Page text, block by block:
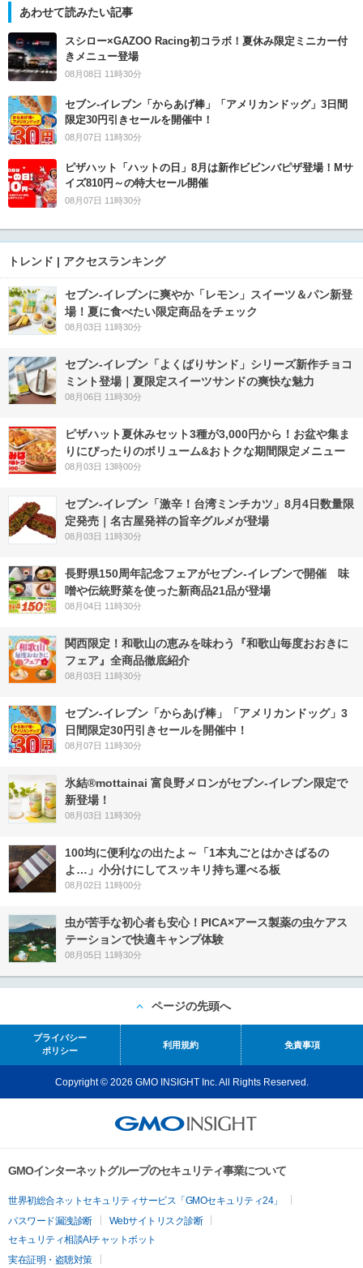
あわせて読みたい記事
スシロー×GAZOO Racing初コラボ！夏休み限定ミニカー付
きメニュー登場
08月08日 11時30分
セブン‐イレブン「からあげ棒」「アメリカンドッグ」3日間
限定30円引きセールを開催中！
08月07日 11時30分
ピザハット「ハットの日」8月は新作ビビンバピザ登場！Mサ
イズ810円～の特大セール開催
08月07日 11時30分
トレンド | アクセスランキング
セブン‐イレブンに爽やか「レモン」スイーツ＆パン新登
場！夏に食べたい限定商品をチェック
08月03日 11時30分
セブン‐イレブン「よくばりサンド」シリーズ新作チョコ
ミント登場｜夏限定スイーツサンドの爽快な魅力
08月06日 11時30分
ピザハット夏休みセット3種が3,000円から！お盆や集ま
りにぴったりのボリューム&おトクな期間限定メニュー
08月03日 13時00分
セブン-イレブン「激辛！台湾ミンチカツ」8月4日数量限
定発売｜名古屋発祥の旨辛グルメが登場
08月03日 11時30分
長野県150周年記念フェアがセブン-イレブンで開催 味
噌や伝統野菜を使った新商品21品が登場
08月04日 11時30分
関西限定！和歌山の恵みを味わう『和歌山毎度おおきに
フェア』全商品徹底紹介
08月03日 11時30分
セブン‐イレブン「からあげ棒」「アメリカンドッグ」3
日間限定30円引きセールを開催中！
08月07日 11時30分
氷結®mottainai 富良野メロンがセブン‐イレブン限定で
新登場！
08月03日 11時30分
100均に便利なの出たよ～「1本丸ごとはかさばるの
よ…」小分けにしてスッキリ持ち運べる板
08月02日 11時00分
虫が苦手な初心者も安心！PICA×アース製薬の虫ケアス
テーションで快適キャンプ体験
08月05日 11時30分
ページの先頭へ
プライバシー
ポリシー
利用規約 免責事項
Copyright © 2026 GMO INSIGHT Inc. All Rights Reserved.
GMOインターネットグループのセキュリティ事業について
世界初総合ネットセキュリティサービス「GMOセキュリティ24」
パスワード漏洩診断
Webサイトリスク診断
セキュリティ相談AIチャットボット
実在証明・盗聴対策